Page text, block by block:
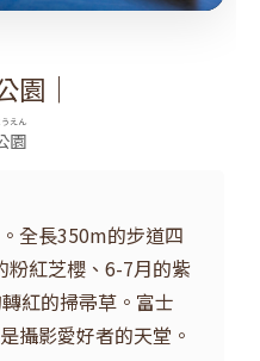
園｜
園
えん
全長350m的步道四
粉紅芝櫻、6-7月的紫
紅的掃帚草。富士
攝影愛好者的天堂。